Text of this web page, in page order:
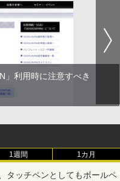
」利用時に注意すべき
1週間 1カ月
タッチペンとしてもボールペ